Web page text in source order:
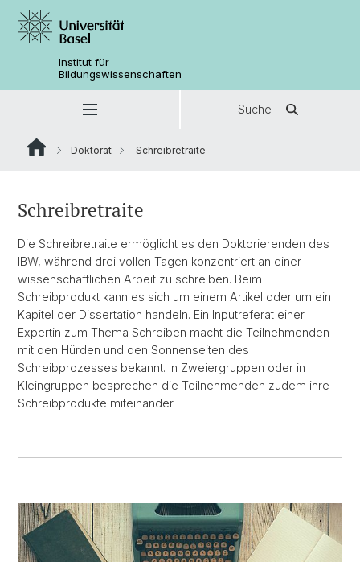
Institut für
Bildungswissenschaften
Suche
Doktorat Schreibretraite
Schreibretraite
Die Schreibretraite ermöglicht es den Doktorierenden des
IBW, während drei vollen Tagen konzentriert an einer
wissenschaftlichen Arbeit zu schreiben. Beim
Schreibprodukt kann es sich um einem Artikel oder um ein
Kapitel der Dissertation handeln. Ein Inputreferat einer
Expertin zum Thema Schreiben macht die Teilnehmenden
mit den Hürden und den Sonnenseiten des
Schreibprozesses bekannt. In Zweiergruppen oder in
Kleingruppen besprechen die Teilnehmenden zudem ihre
Schreibprodukte miteinander.